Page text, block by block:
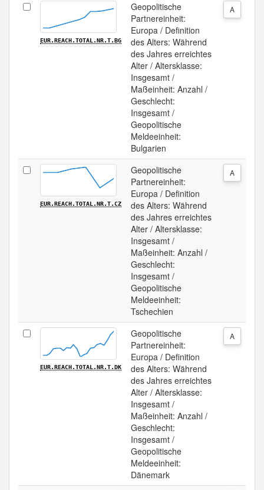
EUR.REACH.TOTAL.NR.T.BG
Geopolitische
Partnereinheit:
Europa / Definition
des Alters: Während
des Jahres erreichtes
Alter / Altersklasse:
Insgesamt /
Maßeinheit: Anzahl /
Geschlecht:
Insgesamt /
Geopolitische
Meldeeinheit:
Bulgarien
A
EUR.REACH.TOTAL.NR.T.CZ
Geopolitische
Partnereinheit:
Europa / Definition
des Alters: Während
des Jahres erreichtes
Alter / Altersklasse:
Insgesamt /
Maßeinheit: Anzahl /
Geschlecht:
Insgesamt /
Geopolitische
Meldeeinheit:
Tschechien
A
EUR.REACH.TOTAL.NR.T.DK
Geopolitische
Partnereinheit:
Europa / Definition
des Alters: Während
des Jahres erreichtes
Alter / Altersklasse:
Insgesamt /
Maßeinheit: Anzahl /
Geschlecht:
Insgesamt /
Geopolitische
Meldeeinheit:
Dänemark
A